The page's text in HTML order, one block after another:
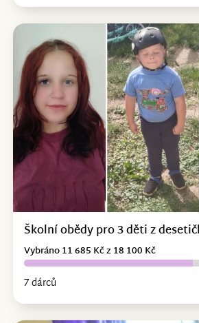
Školní obědy pro 3 děti z
7 dárců
Vybráno 11 685 Kč z 18 100 Kč